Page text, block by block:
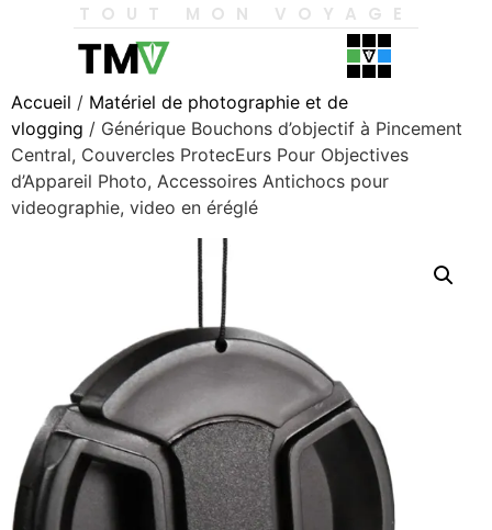
TOUT MON VOYAGE
Accueil / Matériel de photographie et de
vlogging / Générique Bouchons d’objectif à Pincement
Central, Couvercles ProtecEurs Pour Objectives
d’Appareil Photo, Accessoires Antichocs pour
videographie, video en éréglé